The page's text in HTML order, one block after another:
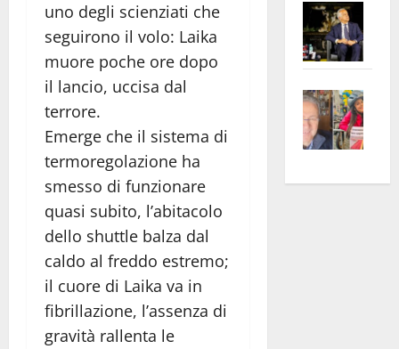
uno degli scienziati che
seguirono il volo: Laika
muore poche ore dopo
il lancio, uccisa dal
terrore.
Emerge che il sistema di
termoregolazione ha
smesso di funzionare
quasi subito, l’abitacolo
dello shuttle balza dal
caldo al freddo estremo;
il cuore di Laika va in
fibrillazione, l’assenza di
gravità rallenta le
euro
apre